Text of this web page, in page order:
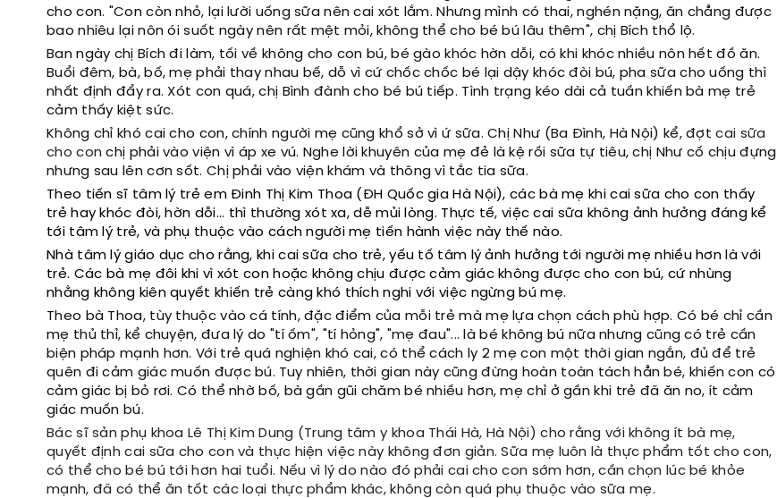
cho con. "Con còn nhỏ, lại lười uống sữa nên cai xót lắm. Nhưng mình có thai, nghén nặng, ăn chẳng được
bao nhiêu lại nôn ói suốt ngày nên rất mệt mỏi, không thể cho bé bú lâu thêm", chị Bích thổ lộ.
Ban ngày chị Bích đi làm, tối về không cho con bú, bé gào khóc hờn dỗi, có khi khóc nhiều nôn hết đồ ăn.
Buổi đêm, bà, bố, mẹ phải thay nhau bế, dỗ vì cứ chốc chốc bé lại dậy khóc đòi bú, pha sữa cho uống thì
nhất định đẩy ra. Xót con quá, chị Bình đành cho bé bú tiếp. Tình trạng kéo dài cả tuần khiến bà mẹ trẻ
cảm thấy kiệt sức.
Không chỉ khó cai cho con, chính người mẹ cũng khổ sở vì ứ sữa. Chị Như (Ba Đình, Hà Nội) kể, đợtcai sữa
cho con chị phải vào viện vì áp xe vú. Nghe lời khuyên của mẹ đẻ là kệ rồi sữa tự tiêu, chị Như cố chịu đựng
nhưng sau lên cơn sốt. Chị phải vào viện khám và thông vì tắc tia sữa.
Theo tiến sĩ tâm lý trẻ em Đinh Thị Kim Thoa (ĐH Quốc gia Hà Nội), các bà mẹ khi cai sữa cho con thấy
trẻ hay khóc đòi, hờn dỗi... thì thường xót xa, dễ mủi lòng. Thực tế, việc cai sữa không ảnh hưởng đáng kể
tới tâm lý trẻ, và phụ thuộc vào cách người mẹ tiến hành việc này thế nào.
Nhà tâm lý giáo dục cho rằng, khi cai sữa cho trẻ, yếu tố tâm lý ảnh hưởng tới người mẹ nhiều hơn là với
trẻ. Các bà mẹ đôi khi vì xót con hoặc không chịu được cảm giác không được cho con bú, cứ nhùng
nhằng không kiên quyết khiến trẻ càng khó thích nghi với việc ngừng bú mẹ.
Theo bà Thoa, tùy thuộc vào cá tính, đặc điểm của mỗi trẻ mà mẹ lựa chọn cách phù hợp. Có bé chỉ cần
mẹ thủ thỉ, kể chuyện, đưa lý do "tí ốm", "tí hỏng", "mẹ đau"... là bé không bú nữa nhưng cũng có trẻ cần
biện pháp mạnh hơn. Với trẻ quá nghiện khó cai, có thể cách ly 2 mẹ con một thời gian ngắn, đủ để trẻ
quên đi cảm giác muốn được bú. Tuy nhiên, thời gian này cũng đừng hoàn toàn tách hẳn bé, khiến con có
cảm giác bị bỏ rơi. Có thể nhờ bố, bà gần gũi chăm bé nhiều hơn, mẹ chỉ ở gần khi trẻ đã ăn no, ít cảm
giác muốn bú.
Bác sĩ sản phụ khoa Lê Thị Kim Dung (Trung tâm y khoa Thái Hà, Hà Nội) cho rằng với không ít bà mẹ,
quyết định cai sữa cho con và thực hiện việc này không đơn giản. Sữa mẹ luôn là thực phẩm tốt cho con,
có thể cho bé bú tới hơn hai tuổi. Nếu vì lý do nào đó phải cai cho con sớm hơn, cần chọn lúc bé khỏe
mạnh, đã có thể ăn tốt các loại thực phẩm khác, không còn quá phụ thuộc vào sữa mẹ.